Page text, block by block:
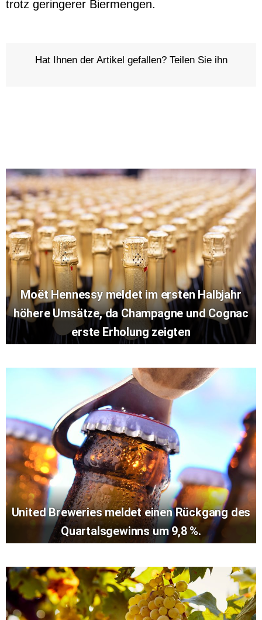
trotz geringerer Biermengen.
Hat Ihnen der Artikel gefallen? Teilen Sie ihn
Moët Hennessy meldet im ersten Halbjahr
höhere Umsätze, da Champagne und Cognac
erste Erholung zeigten
United Breweries meldet einen Rückgang des
Quartalsgewinns um 9,8 %.